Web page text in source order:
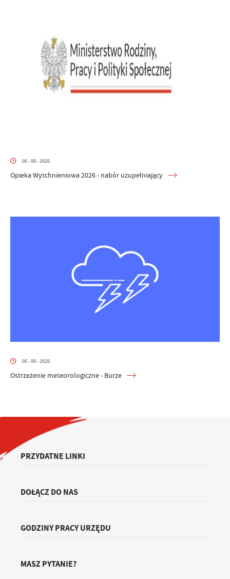
06 - 08 - 2026
Opieka Wytchnieniowa 2026 - nabór uzupełniający
06 - 08 - 2026
Ostrzeżenie meteorologiczne - Burze
PRZYDATNE LINKI
DOŁĄCZ DO NAS
GODZINY PRACY URZĘDU
MASZ PYTANIE?